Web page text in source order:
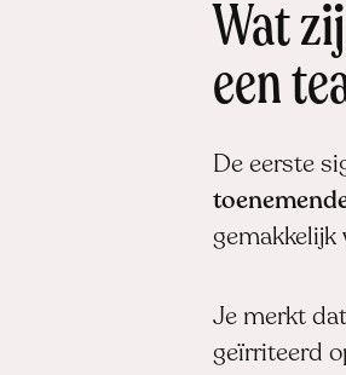
Wat
een
De eerste
gemakkelijk
Je merkt
geïrriteerd